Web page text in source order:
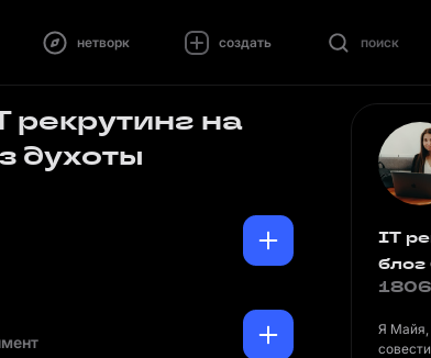
нетворк создать поиск
рекрутинг на
духоты
IT
блог
Я Майя,